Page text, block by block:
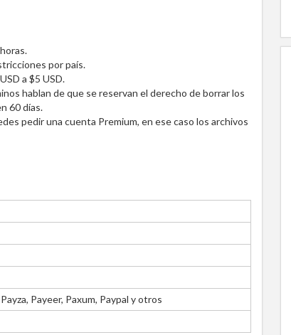
por país.
a $5 USD.
hablan de que se reservan el derecho de borrar los
60 días.
pedir una cuenta Premium, en ese caso los archivos
Payeer, Paxum, Paypal y otros